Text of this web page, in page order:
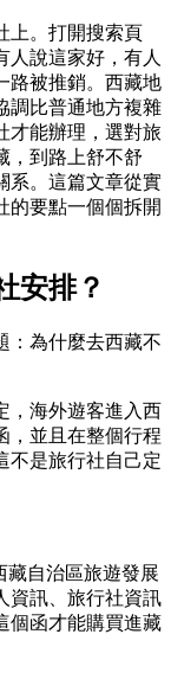
上。打開搜索頁
人說這家好，有人
路被推銷。西藏地
調比普通地方複雜
才能辦理，選對旅
，到路上舒不舒
系。這篇文章從實
的要點一個個拆開
安排？
：為什麼去西藏不
，海外遊客進入西
，並且在整個行程
不是旅行社自己定
藏自治區旅遊發展
資訊、旅行社資訊
個函才能購買進藏